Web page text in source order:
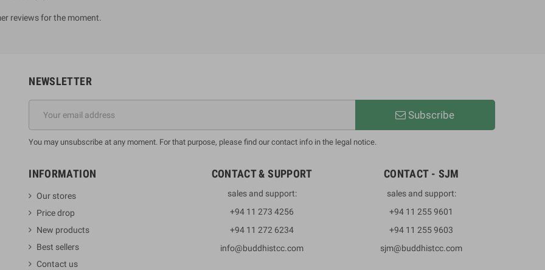
reviews for the moment.
NEWSLETTER
Subscribe
You may unsubscribe at any moment. For that purpose, please find our contact info in the legal notice.
INFORMATION
Our stores
Price drop
New products
Best sellers
Contact us
CONTACT & SUPPORT
sales and support:
+94 11 273 4256
+94 11 272 6234
info@buddhistcc.com
CONTACT - SJM
sales and support:
+94 11 255 9601
+94 11 255 9603
sjm@buddhistcc.com